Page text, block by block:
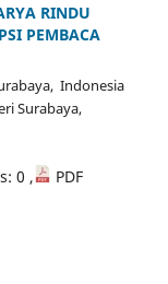
RINDU
PEMBACA
Indonesia
Surabaya,
0 ,
PDF